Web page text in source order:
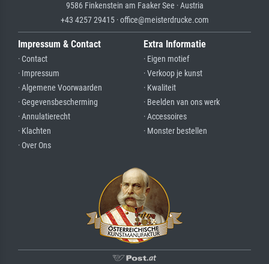
9586 Finkenstein am Faaker See · Austria
+43 4257 29415 · office@meisterdrucke.com
Impressum & Contact
· Contact
· Impressum
· Algemene Voorwaarden
· Gegevensbescherming
· Annulatierecht
· Klachten
· Over Ons
Extra Informatie
· Eigen motief
· Verkoop je kunst
· Kwaliteit
· Beelden van ons werk
· Accessoires
· Monster bestellen